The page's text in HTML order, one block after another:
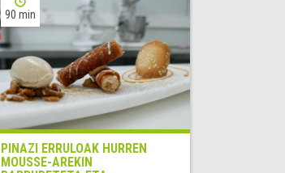
90 min
PINAZI ERRULOAK HURREN
MOUSSE-AREKIN